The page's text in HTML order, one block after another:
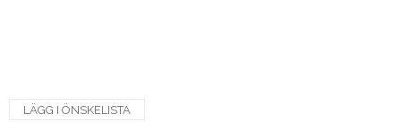
LÄGG I ÖNSKELISTA